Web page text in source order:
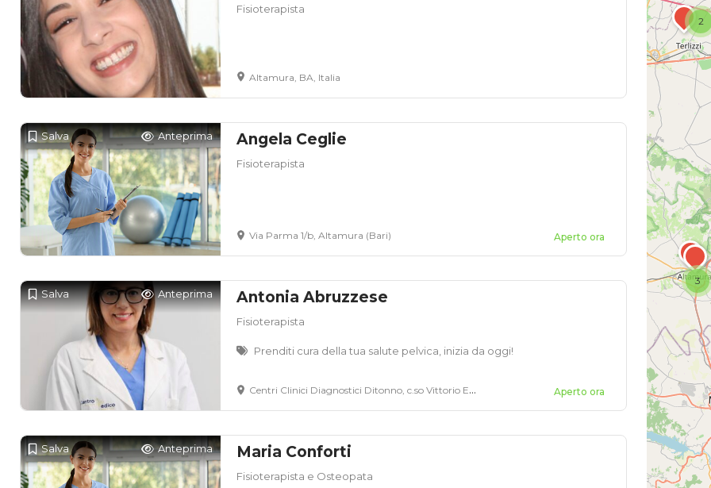
2
3
Fisioterapista
Altamura, BA, Italia
Salva Anteprima Angela Ceglie
Fisioterapista
Via Parma 1/b, Altamura (Bari) Aperto ora
Salva Anteprima Antonia Abruzzese
Fisioterapista
Prenditi cura della tua salute pelvica, inizia da oggi!
Centri Clinici Diagnostici Ditonno, c.so Vittorio Emanuele II,n° 150 Aperto ora
Salva Anteprima Maria Conforti
Fisioterapista e Osteopata